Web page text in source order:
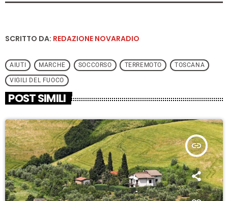
SCRITTO DA: REDAZIONE NOVARADIO
AIUTI MARCHE SOCCORSO TERREMOTO TOSCANA
VIGILI DEL FUOCO
POST SIMILI
insert_link